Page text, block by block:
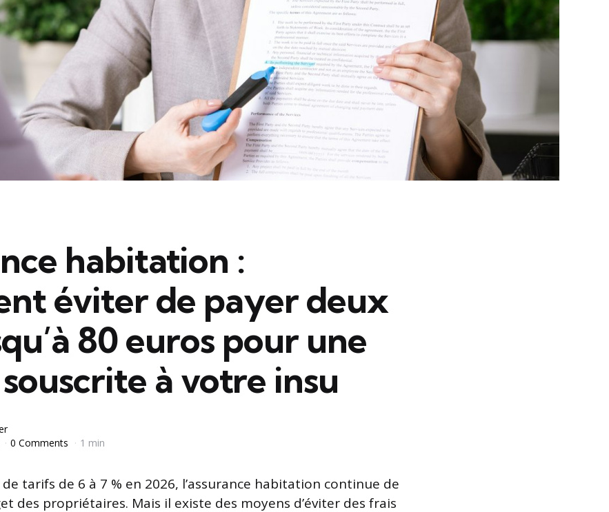
habitation :
éviter de payer deux
80 euros pour une
à votre insu
0 Comments 1 min
de tarifs de 6 à 7 % en 2026, l’assurance habitation continue de
des propriétaires. Mais il existe des moyens d’éviter des frais